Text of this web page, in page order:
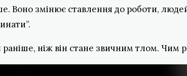
Воно змінює ставлення до роботи,
ніж він стане звичним тлом.